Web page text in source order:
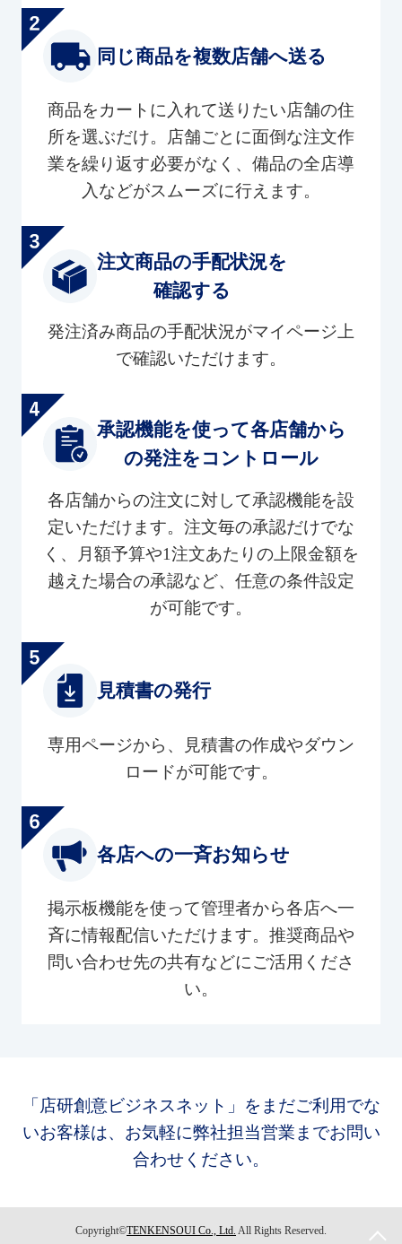
同じ商品を複数店舗へ送る
商品をカートに入れて送りたい店舗の住
所を選ぶだけ。店舗ごとに面倒な注文作
業を繰り返す必要がなく、備品の全店導
入などがスムーズに行えます。
注文商品の手配状況を
確認する
発注済み商品の手配状況がマイページ上
で確認いただけます。
承認機能を使って各店舗から
の発注をコントロール
各店舗からの注文に対して承認機能を設
定いただけます。注文毎の承認だけでな
く、月額予算や1注文あたりの上限金額を
越えた場合の承認など、任意の条件設定
が可能です。
見積書の発行
専用ページから、見積書の作成やダウン
ロードが可能です。
各店への一斉お知らせ
掲示板機能を使って管理者から各店へ一
斉に情報配信いただけます。推奨商品や
問い合わせ先の共有などにご活用くださ
い。
「店研創意ビジネスネット」をまだご利用でな
いお客様は、お気軽に弊社担当営業までお問い
合わせください。
Copyright©TENKENSOUI Co., Ltd. All Rights Reserved.